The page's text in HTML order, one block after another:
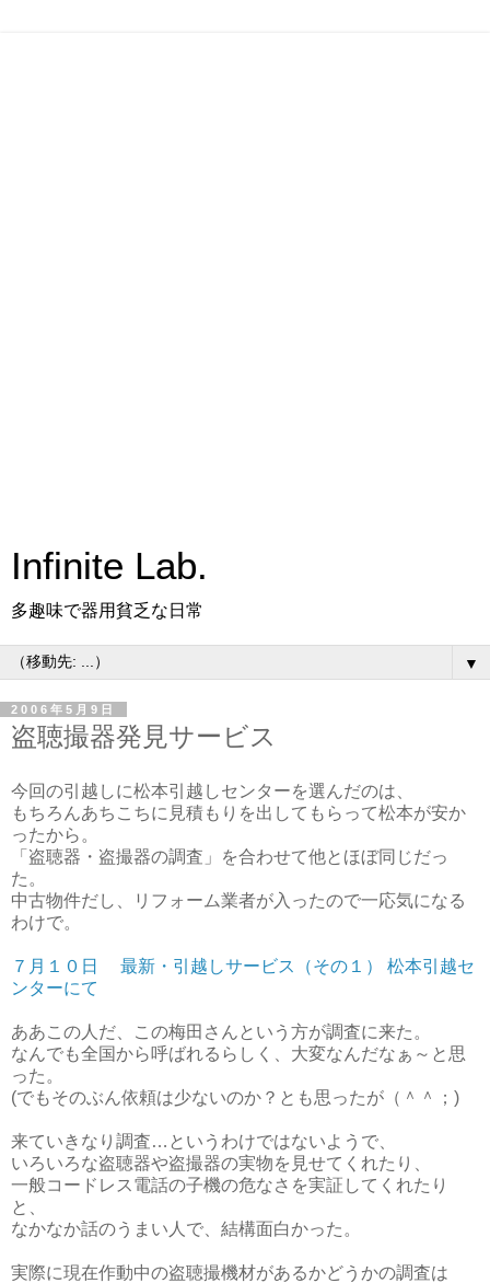
Infinite Lab.
多趣味で器用貧乏な日常
▼
2006年5月9日
盗聴撮器発見サービス
今回の引越しに松本引越しセンターを選んだのは、
もちろんあちこちに見積もりを出してもらって松本が安か
ったから。
「盗聴器・盗撮器の調査」を合わせて他とほぼ同じだっ
た。
中古物件だし、リフォーム業者が入ったので一応気になる
わけで。
７月１０日 最新・引越しサービス（その１） 松本引越セ
ンターにて
ああこの人だ、この梅田さんという方が調査に来た。
なんでも全国から呼ばれるらしく、大変なんだなぁ～と思
った。
(でもそのぶん依頼は少ないのか？とも思ったが（＾＾；)
来ていきなり調査…というわけではないようで、
いろいろな盗聴器や盗撮器の実物を見せてくれたり、
一般コードレス電話の子機の危なさを実証してくれたり
と、
なかなか話のうまい人で、結構面白かった。
実際に現在作動中の盗聴撮機材があるかどうかの調査は